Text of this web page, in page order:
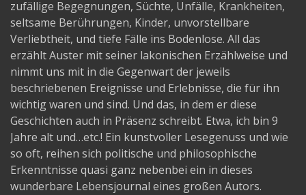
zufällige Begegnungen, Süchte, Unfälle, Krankheiten,
seltsame Berührungen, Kinder, unvorstellbare
Verliebtheit, und tiefe Fälle ins Bodenlose. All das
erzählt Auster mit seiner lakonischen Erzählweise und
nimmt uns mit in die Gegenwart der jeweils
beschriebenen Ereignisse und Erlebnisse, die für ihn
wichtig waren und sind. Und das, in dem er diese
Geschichten auch in Präsenz schreibt. Etwa, ich bin 9
Jahre alt und…etc.! Ein kunstvoller Lesegenuss und wie
so oft, reihen sich politische und philosophische
Erkenntnisse quasi ganz nebenbei ein in dieses
wunderbare Lebensjournal eines großen Autors.